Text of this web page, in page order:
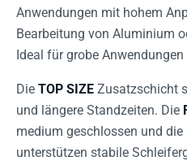
Anwendungen mit hohem
Bearbeitung von Aluminium
Ideal für grobe
Die TOP SIZE Zusatzschicht
und längere Standzeiten. Die
medium geschlossen und die
unterstützen stabile